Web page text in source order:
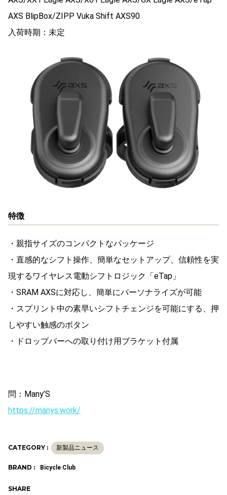
AXS BlipBox/ZIPP Vuka Shift AXS90
入荷時期：未定
特徴
・親指サイズのコンパクトなパッケージ
・直感的なシフト操作、簡単なセットアップ、信頼性を実
現するワイヤレス電動シフトロジック「eTap」
・SRAM AXSに対応し、簡単にパーソナライズが可能
・スプリント中の素早いシフトチェンジを可能にする、押
しやすい触感のボタン
・ドロップバーへの取り付け用ブラケット付属
問：Many’S
https://manys.work/
CATEGORY : 新製品ニュース
BRAND : Bicycle Club
SHARE